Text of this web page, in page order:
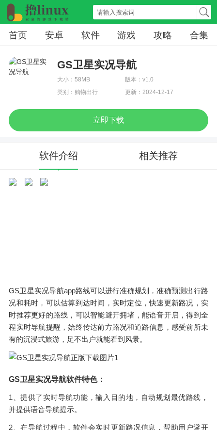
首页 安卓 软件 游戏 攻略 合集
GS卫星实况导航
大小：58MB
版本：v1.0
类别：购物出行
更新：2024-12-17
立即下载
软件介绍 相关推荐
GS卫星实况导航app路线可以进行准确规划，准确预测出行路
况和耗时，可以估算到达时间，实时定位，快速更新路况，实
时推荐更好的路线，可以智能避开拥堵，能语音开启，得到全
程实时导航提醒，始终传达前方路况和道路信息，感受前所未
有的沉浸式旅游，足不出户就能看到风景。
GS卫星实况导航软件特色：
1、提供了实时导航功能，输入目的地，自动规划最优路线，
并提供语音导航提示。
2、在导航过程中，软件会实时更新路况信息，帮助用户避开